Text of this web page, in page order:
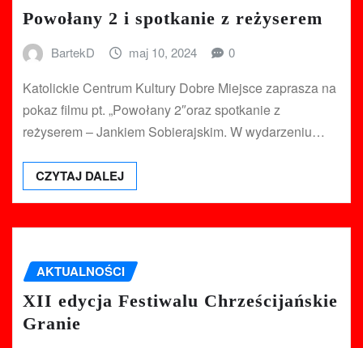
Powołany 2 i spotkanie z reżyserem
BartekD maj 10, 2024 0
Katolickie Centrum Kultury Dobre Miejsce zaprasza na
pokaz filmu pt. „Powołany 2″oraz spotkanie z
reżyserem – Jankiem Sobierajskim. W wydarzeniu…
CZYTAJ DALEJ
AKTUALNOŚCI
XII edycja Festiwalu Chrześcijańskie
Granie